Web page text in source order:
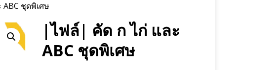
ชุดพิเศษ
|ไฟล์| คัด ก ไก่ และ
ABC ชุดพิเศษ